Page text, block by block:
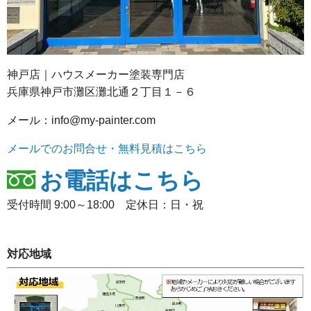
神戸店｜ハウスメーカー塗装専門店
兵庫県神戸市灘区灘北通２丁目１－６
メール：info@my-painter.com
メールでのお問合せ・無料見積はこちら
お電話はこちら
受付時間 9:00～18:00 定休日：日・祝
対応地域